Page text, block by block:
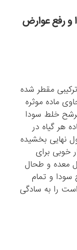
و رفع عوارض
ترکیبی مقطر شده
ماده موثره
خلط سودا
هر گیاه در
نهایی بخشیده
خوبی برای
معده و طحال
سودا و تمام
را به سادگی